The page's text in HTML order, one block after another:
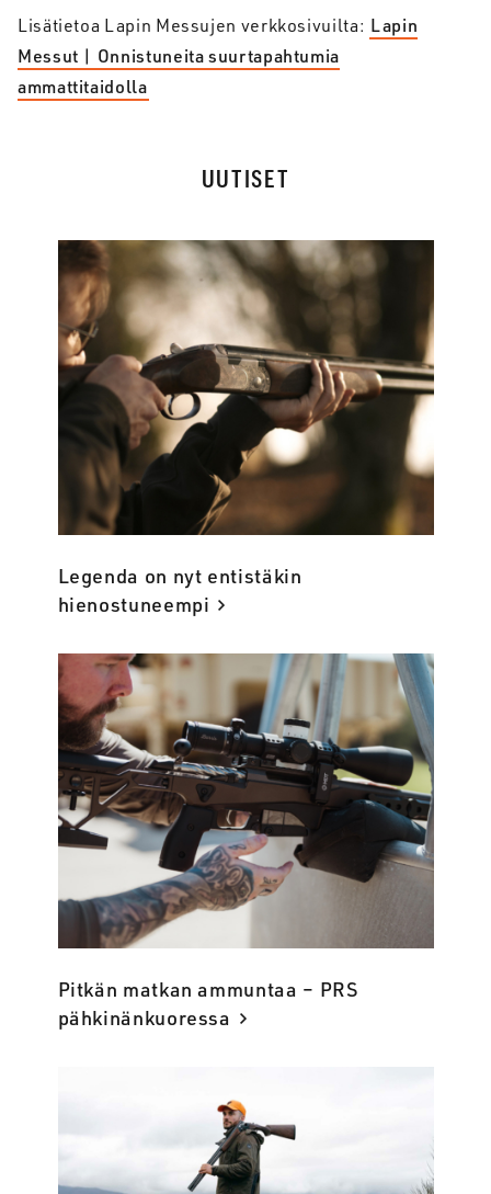
Lisätietoa Lapin Messujen verkkosivuilta: Lapin
Messut | Onnistuneita suurtapahtumia
ammattitaidolla
UUTISET
Legenda on nyt entistäkin
hienostuneempi
Pitkän matkan ammuntaa – PRS
pähkinänkuoressa